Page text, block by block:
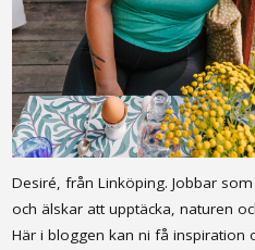
Desiré, från Linköping. Jobbar
och älskar att upptäcka, naturen
Här i bloggen kan ni få inspiration